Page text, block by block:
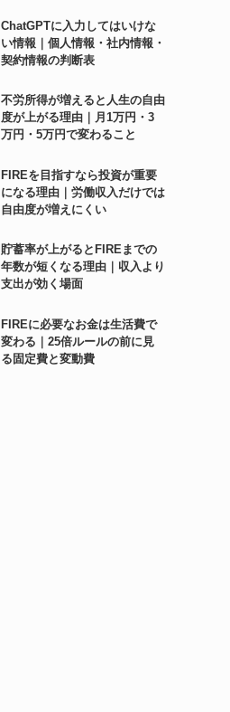
ChatGPTに入力してはいけな
い情報｜個人情報・社内情報・
契約情報の判断表
不労所得が増えると人生の自由
度が上がる理由｜月1万円・3
万円・5万円で変わること
FIREを目指すなら投資が重要
になる理由｜労働収入だけでは
自由度が増えにくい
貯蓄率が上がるとFIREまでの
年数が短くなる理由｜収入より
支出が効く場面
FIREに必要なお金は生活費で
変わる｜25倍ルールの前に見
る固定費と変動費